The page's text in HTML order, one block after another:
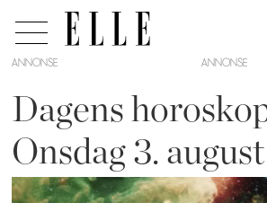
ANNONSE
Dagens
Onsdag 3. august